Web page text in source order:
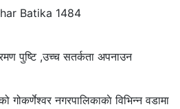
Batika 1484
गोकर्णेश्वर नगरपालिकाकाे विभिन्न वडामा